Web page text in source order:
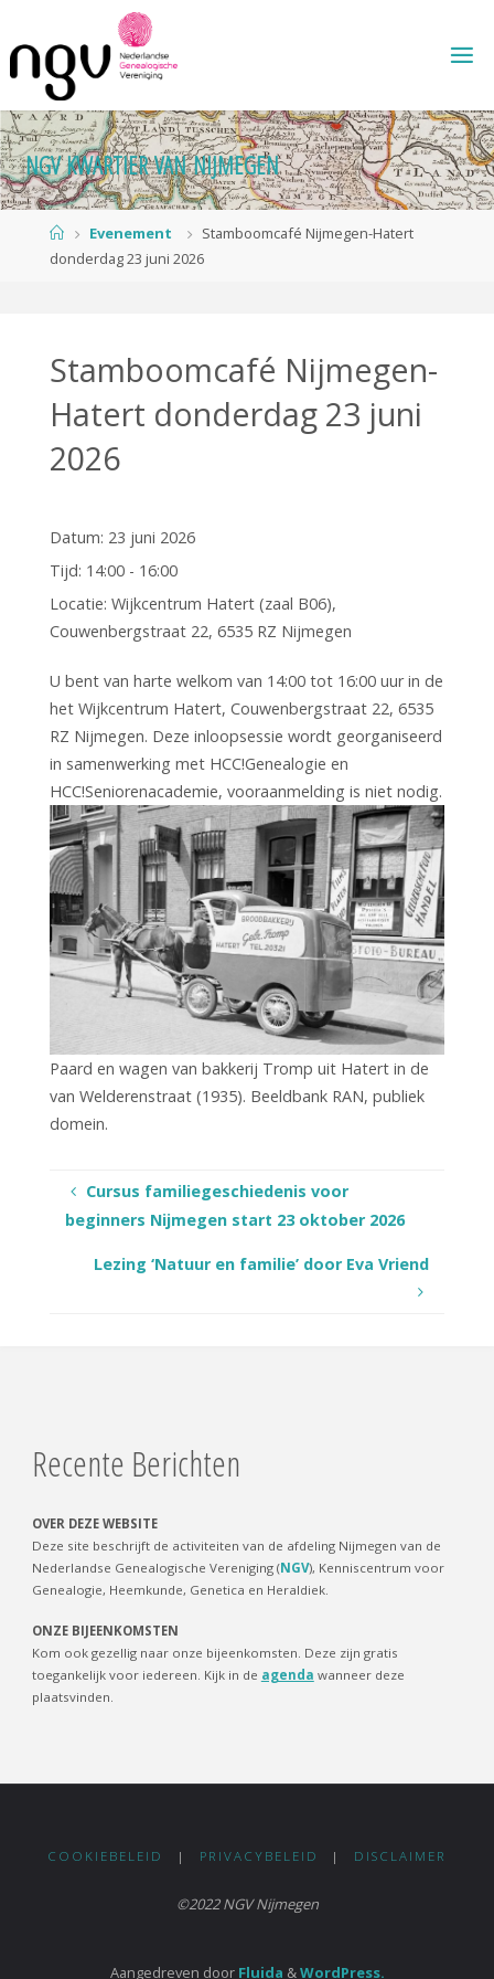
naar
inhoud
NGV KWARTIER VAN NIJMEGEN
HomeEvenement
Stamboomcafé Nijmegen-Hatert
donderdag 23 juni 2026
Stamboomcafé Nijmegen-
Hatert donderdag 23 juni
2026
Datum: 23 juni 2026
Tijd: 14:00 - 16:00
Locatie: Wijkcentrum Hatert (zaal B06),
Couwenbergstraat 22, 6535 RZ Nijmegen
U bent van harte welkom van 14:00 tot 16:00 uur in de
het Wijkcentrum Hatert, Couwenbergstraat 22, 6535
RZ Nijmegen. Deze inloopsessie wordt georganiseerd
in samenwerking met HCC!Genealogie en
HCC!Seniorenacademie, vooraanmelding is niet nodig.
Paard en wagen van bakkerij Tromp uit Hatert in de
van Welderenstraat (1935). Beeldbank RAN, publiek
domein.
Cursus familiegeschiedenis voor
beginners Nijmegen start 23 oktober 2026
Lezing ‘Natuur en familie’ door Eva Vriend
Recente Berichten
OVER DEZE WEBSITE
Deze site beschrijft de activiteiten van de afdeling Nijmegen van de
Nederlandse Genealogische Vereniging (NGV), Kenniscentrum voor
Genealogie, Heemkunde, Genetica en Heraldiek.
ONZE BIJEENKOMSTEN
Kom ook gezellig naar onze bijeenkomsten. Deze zijn gratis
toegankelijk voor iedereen. Kijk in de agenda wanneer deze
plaatsvinden.
COOKIEBELEID | PRIVACYBELEID | DISCLAIMER
©2022 NGV Nijmegen
Aangedreven doorFluida &WordPress.